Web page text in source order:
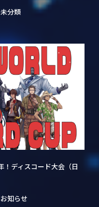
未分類
！ディスコード大会（日
お知らせ